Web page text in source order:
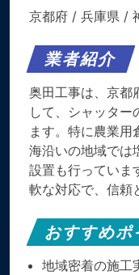
京都府 / 兵庫県 /
業者紹介
奥田工事は、京都
して、シャッター
ます。特に農業用
海沿いの地域では
設置も行っていま
軟な対応で、信頼
おすすめポ
地域密着の施工